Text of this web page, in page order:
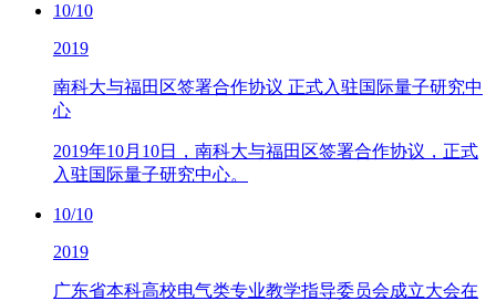
10/10
2019
南科大与福田区签署合作协议 正式入驻国际量子研究中
心
2019年10月10日，南科大与福田区签署合作协议，正式
入驻国际量子研究中心。
10/10
2019
广东省本科高校电气类专业教学指导委员会成立大会在